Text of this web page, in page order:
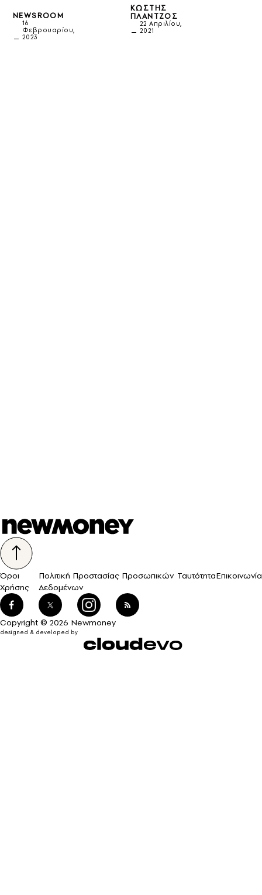
NEWSROOM
16
Φεβρουαρίου,
2023
ΚΩΣΤΉΣ
ΠΛΆΝΤΖΟΣ
22 Απριλίου,
2021
Όροι
Χρήσης
Πολιτική Προστασίας Προσωπικών
Δεδομένων
ΤαυτότηταΕπικοινωνία
Copyright © 2026 Newmoney
designed & developed by